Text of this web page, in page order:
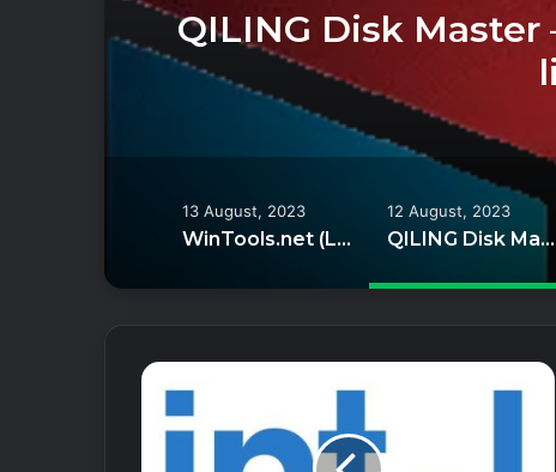
QILING Disk Master
13 August, 2023
WinTools.net (License) – Tinh chỉnh và tối ưu hiệu suất của hệ điều hành
12 August, 2023
QILING Disk Master – Sao lưu, khôi phục dữ liệu